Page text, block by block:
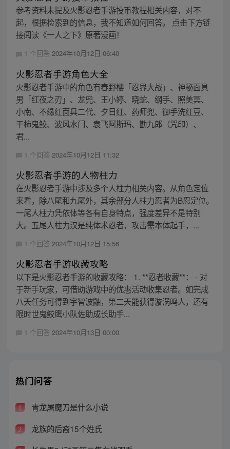
参考资料未提及火影忍者手游投币教程相关内容，对不
起，根据检索到的信息，我不知道如何回答。 点击下方链
接阅读《一人之下》原著漫画！
1 个回答 2024年10月12日 06:40
火影忍者手游角色大全
火影忍者手游中的角色有春野樱「忍界大战」、神秘面具
男「红夜之刃」、龙兜、王小婷、晓蛇、纲手、照美冥、
小南、不缘红面具二代、夕日红、药师兜、御手洗红豆、
干柿鬼鲛、波风水门、袁飞阿斯玛、勘九郎（咒印）、
君...
1 个回答 2024年10月12日 11:32
火影忍者手游的人物柱力
在火影忍者手游中涉及多个人柱力相关内容。从角色定位
来看，除八尾和九尾外，其余部分人柱力忍者为B忍定位。
一尾人柱力凭依体等各有自身特点，强度差异不是特别
大。五尾人柱力汉是纯体术忍者，攻击需本体起手，...
1 个回答 2024年10月12日 15:56
火影忍者手游收藏攻略
以下是火影忍者手游的收藏攻略： 1. **忍者收藏**： - 对
于新手玩家，可借助游戏中的优惠活动收集忍者。如完成
八天任务可得到宇智波鼬，第二天能获得漩涡鸣人，还有
限时世鬼鲛鹰小队佐助成长助手...
1 个回答 2024年10月13日 00:00
热门问答
1 青龙屠魔刀是什么小说
2 龙族的后裔15个姓氏